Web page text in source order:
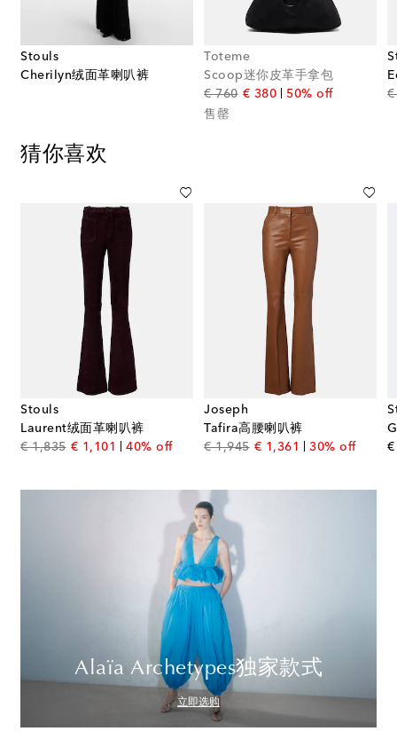
Stouls
Cherilyn绒面革喇叭裤
Toteme
Scoop迷你皮革手拿包
€ 760original price
€ 380discount price
50% off
售罄
€
猜你喜欢
Stouls
Laurent绒面革喇叭裤
€ 1,835original price
€ 1,101 discount price
40% off
Joseph
Tafira高腰喇叭裤
€ 1,945original price
€ 1,361 discount price
30% off
€
Alaïa Archetypes独家款式
立即选购